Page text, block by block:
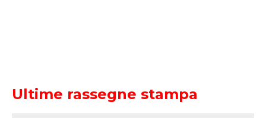
Ultime rassegne stampa